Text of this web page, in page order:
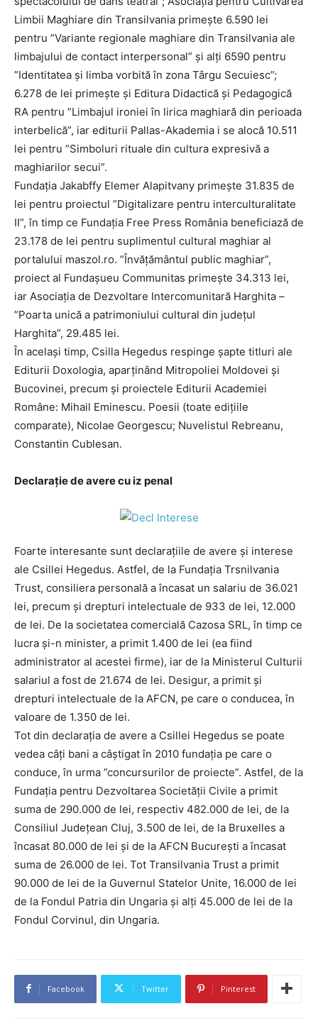
Limbii Maghiare din Transilvania primește 6.590 lei
pentru ”Variante regionale maghiare din Transilvania ale
limbajului de contact interpersonal” și alți 6590 pentru
”Identitatea și limba vorbită în zona Târgu Secuiesc”;
6.278 de lei primește și Editura Didactică și Pedagogică
RA pentru ”Limbajul ironiei în lirica maghiară din perioada
interbelică”, iar editurii Pallas-Akademia i se alocă 10.511
lei pentru ”Simboluri rituale din cultura expresivă a
maghiarilor secui”.
Fundația Jakabffy Elemer Alapitvany primește 31.835 de
lei pentru proiectul ”Digitalizare pentru interculturalitate
II”, în timp ce Fundația Free Press România beneficiază de
23.178 de lei pentru suplimentul cultural maghiar al
portalului maszol.ro. ”Învățământul public maghiar”,
proiect al Fundașueu Communitas primește 34.313 lei,
iar Asociația de Dezvoltare Intercomunitară Harghita –
”Poarta unică a patrimoniului cultural din județul
Harghita”, 29.485 lei.
În acelaşi timp, Csilla Hegedus respinge șapte titluri ale
Editurii Doxologia, aparținând Mitropoliei Moldovei și
Bucovinei, precum și proiectele Editurii Academiei
Române: Mihail Eminescu. Poesii (toate edițiile
comparate), Nicolae Georgescu; Nuvelistul Rebreanu,
Constantin Cublesan.
Declarație de avere cu iz penal
Foarte interesante sunt declarațiile de avere și interese
ale Csillei Hegedus. Astfel, de la Fundația Trsnilvania
Trust, consiliera personală a încasat un salariu de 36.021
lei, precum și drepturi intelectuale de 933 de lei, 12.000
de lei. De la societatea comercială Cazosa SRL, în timp ce
lucra și-n minister, a primit 1.400 de lei (ea fiind
administrator al acestei firme), iar de la Ministerul Culturii
salariul a fost de 21.674 de lei. Desigur, a primit și
drepturi intelectuale de la AFCN, pe care o conducea, în
valoare de 1.350 de lei.
Tot din declarația de avere a Csillei Hegedus se poate
vedea câți bani a câștigat în 2010 fundația pe care o
conduce, în urma ”concursurilor de proiecte”. Astfel, de la
Fundația pentru Dezvoltarea Societății Civile a primit
suma de 290.000 de lei, respectiv 482.000 de lei, de la
Consiliul Județean Cluj, 3.500 de lei, de la Bruxelles a
încasat 80.000 de lei și de la AFCN București a încasat
suma de 26.000 de lei. Tot Transilvania Trust a primit
90.000 de lei de la Guvernul Statelor Unite, 16.000 de lei
de la Fondul Patria din Ungaria și alți 45.000 de lei de la
Fondul Corvinul, din Ungaria.
Facebook Twitter Pinterest